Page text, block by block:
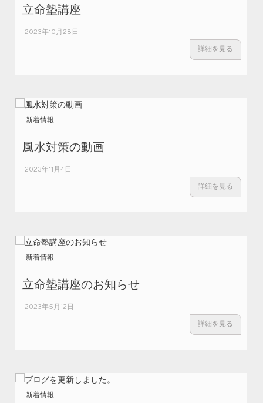
立命塾講座
2023年10月28日
詳細を見る
新着情報
風水対策の動画
2023年11月4日
詳細を見る
新着情報
立命塾講座のお知らせ
2023年5月12日
詳細を見る
新着情報